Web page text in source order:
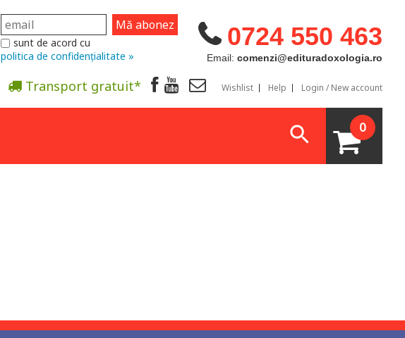
0724 550 463
Email: comenzi@edituradoxologia.ro
sunt de acord cu
politica de confidențialitate »
Transport gratuit* Wishlist Help Login / New account
0